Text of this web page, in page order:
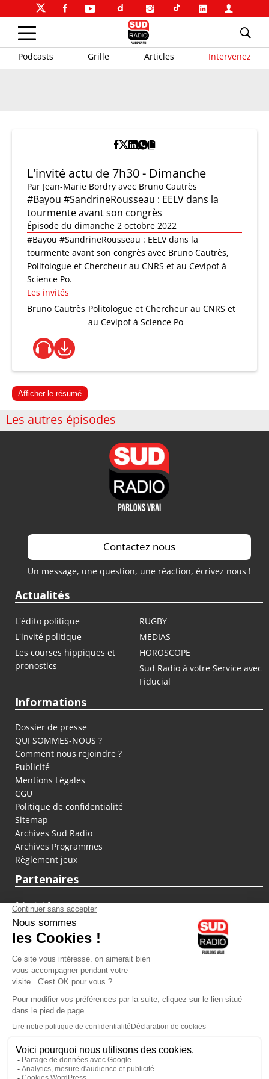
Podcasts Grille Articles Intervenez
L'invité actu de 7h30 - Dimanche
Par Jean-Marie Bordry avec Bruno Cautrès
#Bayou #SandrineRousseau : EELV dans la
tourmente avant son congrès
Épisode du dimanche 2 octobre 2022
#Bayou #SandrineRousseau : EELV dans la
tourmente avant son congrès avec Bruno Cautrès,
Politologue et Chercheur au CNRS et au Cevipof à
Science Po.
Les invités
Bruno Cautrès Politologue et Chercheur au CNRS et
au Cevipof à Science Po
Afficher le résumé
Les autres épisodes
Contactez nous
Un message, une question, une réaction, écrivez nous !
Actualités
L'édito politique
RUGBY
L'invité politique
MEDIAS
Les courses hippiques et
pronostics
HOROSCOPE
Sud Radio à votre Service avec
Fiducial
Informations
Dossier de presse
QUI SOMMES-NOUS ?
Comment nous rejoindre ?
Publicité
Mentions Légales
CGU
Politique de confidentialité
Sitemap
Archives Sud Radio
Archives Programmes
Règlement jeux
Partenaires
fiducial.fr
lyoncapitale.fr
olympique-et-lyonnais.com
L'application Iphone / Android
Téléchargez l'application
Les cookies
Gestion des cookies
Crédit photos : ©Sud Radio / Pierre Olivier